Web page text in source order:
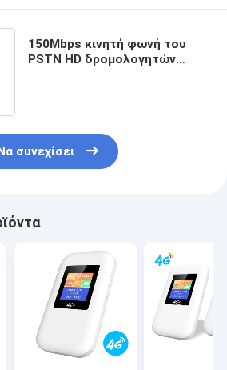
150Mbps κινητή φωνή του
PSTN HD δρομολογητών
συνεχίσει